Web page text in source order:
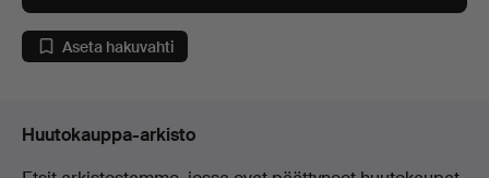
Aseta hakuvahti
Huutokauppa-arkisto